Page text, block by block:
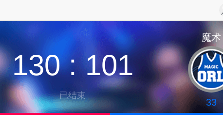
魔术
33
130 : 101
已结束